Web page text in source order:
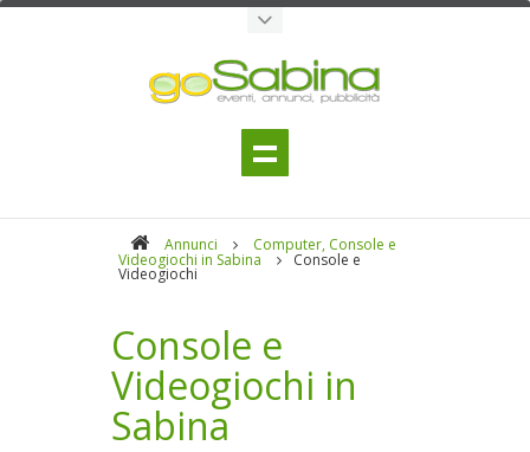
Annunci Computer, Console e
Videogiochi in Sabina Console e
Videogiochi
Console e
Videogiochi in
Sabina